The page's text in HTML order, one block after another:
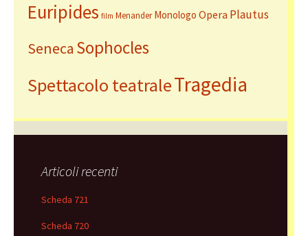
Euripides film Menander Monologo Opera Plautus
Seneca Sophocles
Spettacolo teatraleTragedia
Articoli recenti
Scheda 721
Scheda 720